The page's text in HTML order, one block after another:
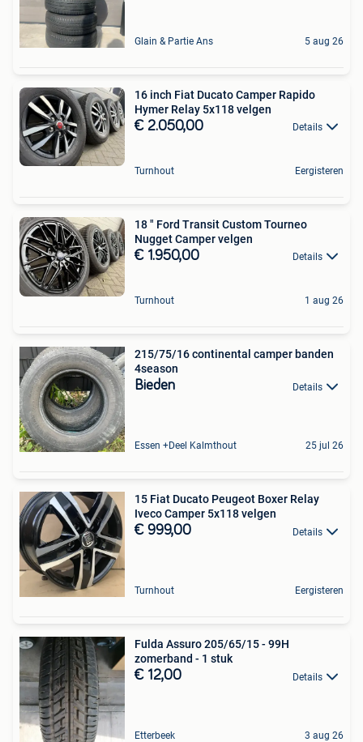
Glain & Partie Ans 5 aug 26
16 inch Fiat Ducato Camper Rapido
Hymer Relay 5x118 velgen
€ 2.050,00 Details
Turnhout Eergisteren
18 " Ford Transit Custom Tourneo
Nugget Camper velgen
€ 1.950,00 Details
Turnhout 1 aug 26
215/75/16 continental camper banden
4season
Bieden Details
Essen +Deel Kalmthout 25 jul 26
15 Fiat Ducato Peugeot Boxer Relay
Iveco Camper 5x118 velgen
€ 999,00 Details
Turnhout Eergisteren
Fulda Assuro 205/65/15 - 99H
zomerband - 1 stuk
€ 12,00 Details
Etterbeek 3 aug 26